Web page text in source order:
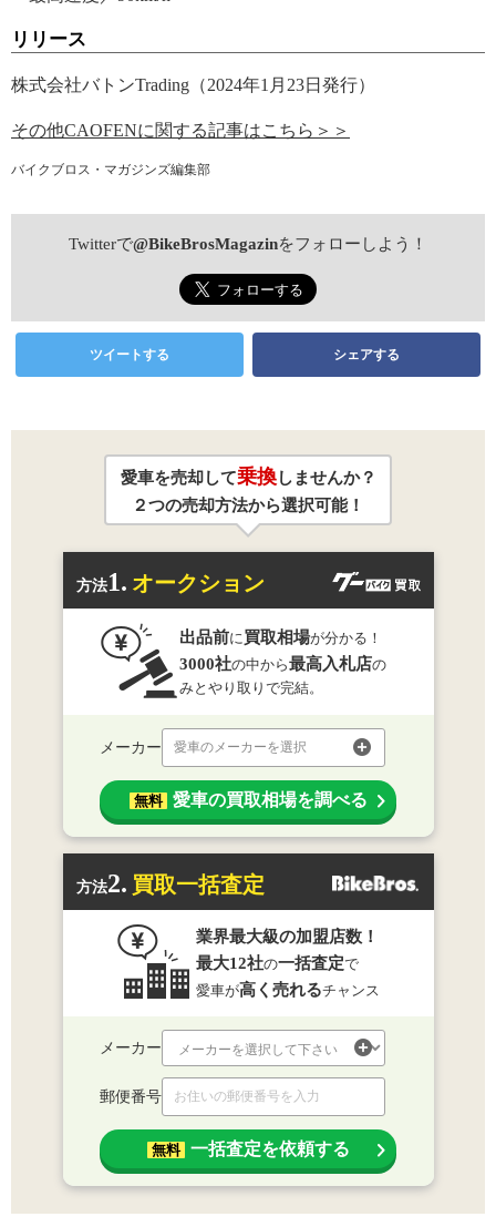
リリース
株式会社バトンTrading（2024年1月23日発行）
その他CAOFENに関する記事はこちら＞＞
バイクブロス・マガジンズ編集部
Twitterで@BikeBrosMagazinをフォローしよう！
ツイートする シェアする
愛車を売却して乗換しませんか？
２つの売却方法から選択可能！
方法1. オークション
出品前に買取相場が分かる！
3000社の中から最高入札店の
みとやり取りで完結。
メーカー 愛車のメーカーを選択
無料 愛車の買取相場を調べる
方法2. 買取一括査定
業界最大級の加盟店数！
最大12社の一括査定で
愛車が高く売れるチャンス
メーカー
郵便番号
無料 一括査定を依頼する